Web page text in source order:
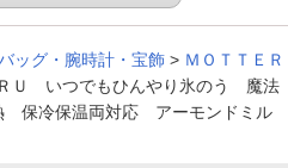
ッグ・腕時計・宝飾 > ＭＯＴＴＥＲ
Ｕ いつでもひんやり氷のう 魔法
冷保温両対応 アーモンドミル